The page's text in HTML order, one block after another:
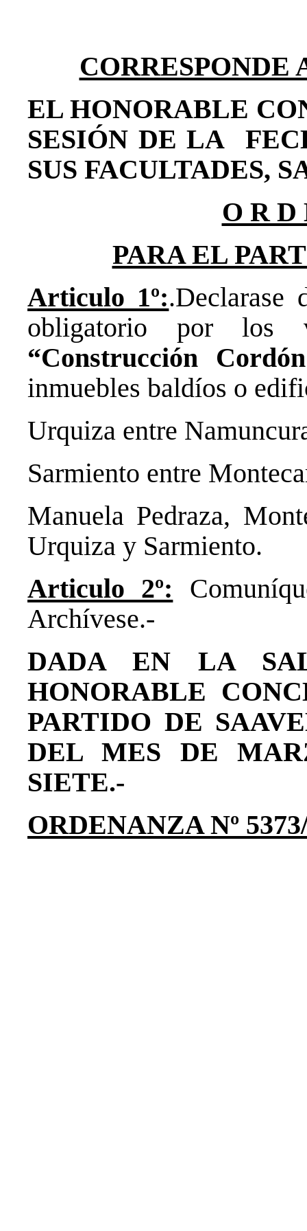
CORRESPONDE
EL HONORABLE
SESIÓN DE LA
SUS FACULTADES,
O R D
PARA EL
Articulo 1º:.Declarase
obligatorio por los
“Construcción
inmuebles baldíos o
Urquiza entre
Sarmiento entre
Manuela Pedraza,
Urquiza y Sarmiento.
Articulo 2º:
Archívese.-
DADA EN LA
HONORABLE
PARTIDO DE
DEL MES DE
SIETE.-
ORDENANZA Nº